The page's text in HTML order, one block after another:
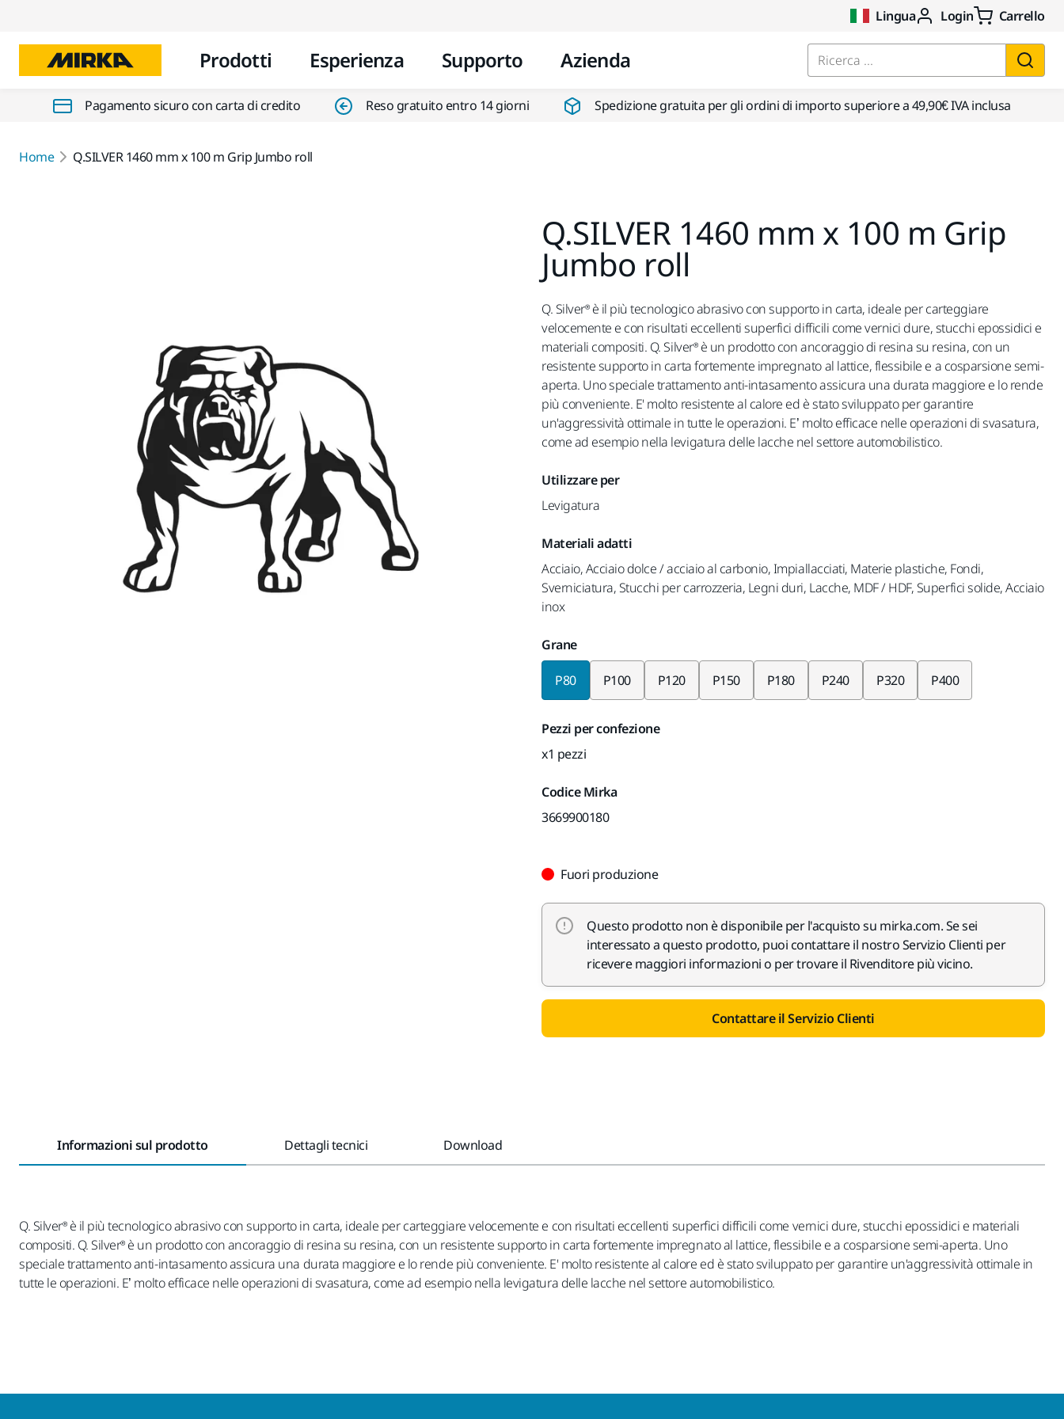
Lingua Login Carrello
Prodotti Esperienza Supporto Azienda Ricerca ...
Pagamento sicuro con carta di credito Reso gratuito entro 14 giorni Spedizione gratuita per gli ordini di importo superiore a 49,90€ IVA inclusa
Home Q.SILVER 1460 mm x 100 m Grip Jumbo roll
Q.SILVER 1460 mm x 100 m Grip
Jumbo roll
Q. Silver® è il più tecnologico abrasivo con supporto in carta, ideale per carteggiare
velocemente e con risultati eccellenti superfici difficili come vernici dure, stucchi epossidici e
materiali compositi. Q. Silver® è un prodotto con ancoraggio di resina su resina, con un
resistente supporto in carta fortemente impregnato al lattice, flessibile e a cosparsione semi-
aperta. Uno speciale trattamento anti-intasamento assicura una durata maggiore e lo rende
più conveniente. E' molto resistente al calore ed è stato sviluppato per garantire
un'aggressività ottimale in tutte le operazioni. E’ molto efficace nelle operazioni di svasatura,
come ad esempio nella levigatura delle lacche nel settore automobilistico.
Utilizzare per
Levigatura
Materiali adatti
Acciaio, Acciaio dolce / acciaio al carbonio, Impiallacciati, Materie plastiche, Fondi,
Sverniciatura, Stucchi per carrozzeria, Legni duri, Lacche, MDF / HDF, Superfici solide, Acciaio
inox
Grane
P80 P100 P120 P150 P180 P240 P320 P400
Pezzi per confezione
x1 pezzi
Codice Mirka
3669900180
Fuori produzione
Questo prodotto non è disponibile per l'acquisto su mirka.com. Se sei
interessato a questo prodotto, puoi contattare il nostro Servizio Clienti per
ricevere maggiori informazioni o per trovare il Rivenditore più vicino.
Contattare il Servizio Clienti
Informazioni sul prodotto Dettagli tecnici Download
Q. Silver® è il più tecnologico abrasivo con supporto in carta, ideale per carteggiare velocemente e con risultati eccellenti superfici difficili come vernici dure, stucchi epossidici e materiali
compositi. Q. Silver® è un prodotto con ancoraggio di resina su resina, con un resistente supporto in carta fortemente impregnato al lattice, flessibile e a cosparsione semi-aperta. Uno
speciale trattamento anti-intasamento assicura una durata maggiore e lo rende più conveniente. E' molto resistente al calore ed è stato sviluppato per garantire un'aggressività ottimale in
tutte le operazioni. E’ molto efficace nelle operazioni di svasatura, come ad esempio nella levigatura delle lacche nel settore automobilistico.